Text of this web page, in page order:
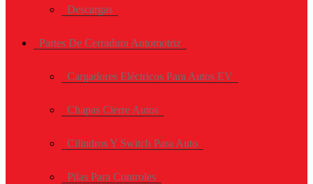
Descargas
Partes De Cerradura Automotriz
Cargadores Eléctricos Para Autos EV
Chapas Cierre Autos
Cilindros Y Switch Para Auto
Pilas Para Controles